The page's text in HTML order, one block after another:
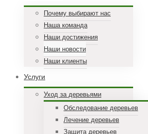
Почему выбирают нас
Наша команда
Наши достижения
Наши новости
Наши клиенты
Услуги
Уход за деревьями
Обследование деревьев
Лечение деревьев
Защита деревьев